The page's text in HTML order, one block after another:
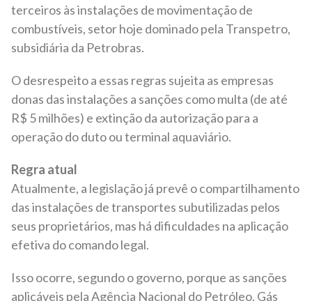
terceiros às instalações de movimentação de
combustíveis, setor hoje dominado pela Transpetro,
subsidiária da Petrobras.
O desrespeito a essas regras sujeita as empresas
donas das instalações a sanções como multa (de até
R$ 5 milhões) e extinção da autorização para a
operação do duto ou terminal aquaviário.
Regra atual
Atualmente, a legislação já prevê o compartilhamento
das instalações de transportes subutilizadas pelos
seus proprietários, mas há dificuldades na aplicação
efetiva do comando legal.
Isso ocorre, segundo o governo, porque as sanções
aplicáveis pela Agência Nacional do Petróleo, Gás